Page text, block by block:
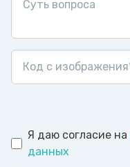
Я даю согласие на
данных